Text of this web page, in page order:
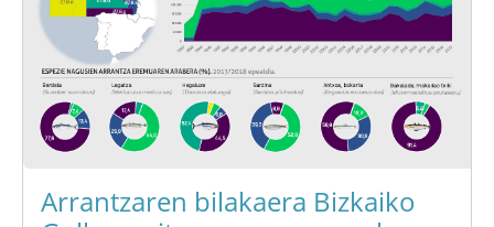
Arrantzaren bilakaera Bizkaiko